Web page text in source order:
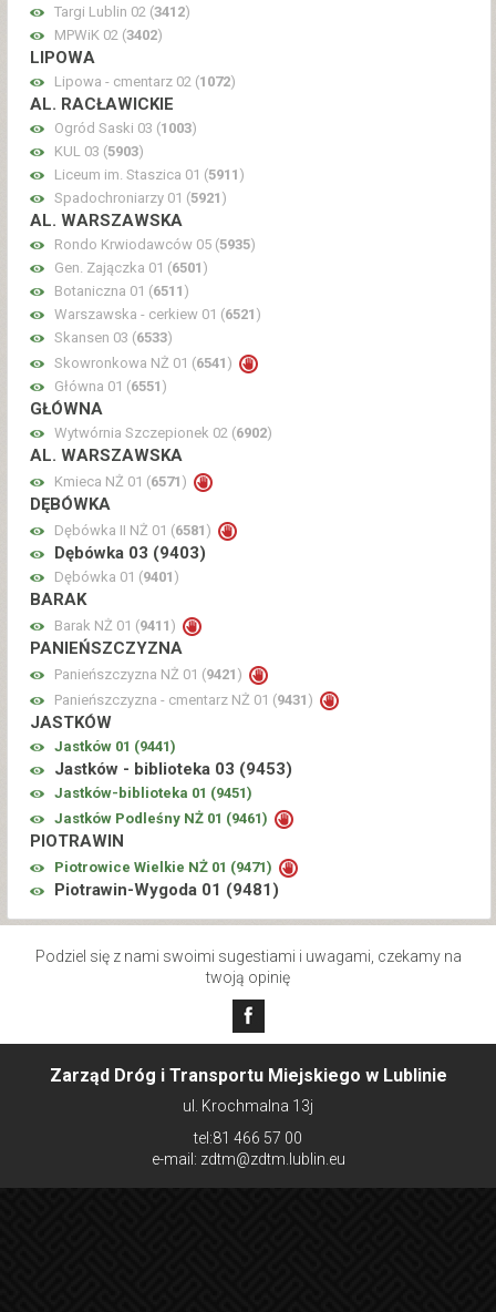
Targi Lublin 02 (3412)
MPWiK 02 (3402)
LIPOWA
Lipowa - cmentarz 02 (1072)
AL. RACŁAWICKIE
Ogród Saski 03 (1003)
KUL 03 (5903)
Liceum im. Staszica 01 (5911 )
Spadochroniarzy 01 (5921 )
AL. WARSZAWSKA
Rondo Krwiodawców 05 (5935)
Gen. Zajączka 01 (6501 )
Botaniczna 01 (6511 )
Warszawska - cerkiew 01 (6521 )
Skansen 03 (6533)
Skowronkowa NŻ 01 (6541 )
Główna 01 (6551 )
GŁÓWNA
Wytwórnia Szczepionek 02 (6902)
AL. WARSZAWSKA
Kmieca NŻ 01 (6571 )
DĘBÓWKA
Dębówka II NŻ 01 (6581 )
Dębówka 03 (9403)
Dębówka 01 (9401 )
BARAK
Barak NŻ 01 (9411 )
PANIEŃSZCZYZNA
Panieńszczyzna NŻ 01 (9421 )
Panieńszczyzna - cmentarz NŻ 01 (9431 )
JASTKÓW
Jastków 01 (9441)
Jastków - biblioteka 03 (9453)
Jastków-biblioteka 01 (9451)
Jastków Podleśny NŻ 01 (9461)
PIOTRAWIN
Piotrowice Wielkie NŻ 01 (9471)
Piotrawin-Wygoda 01 (9481 )
Podziel się z nami swoimi sugestiami i uwagami, czekamy na
twoją opinię
Zarząd Dróg i Transportu Miejskiego w Lublinie
ul. Krochmalna 13j
tel:81 466 57 00
e-mail: zdtm@zdtm.lublin.eu